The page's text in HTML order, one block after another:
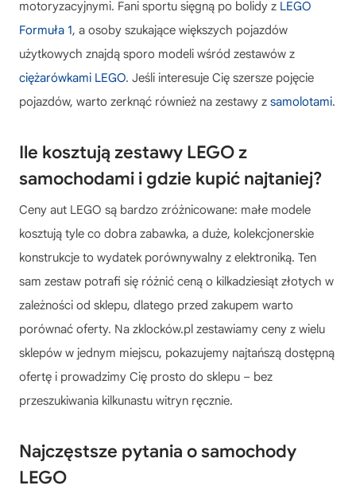
motoryzacyjnymi. Fani sportu sięgną po bolidy z LEGO
Formuła 1, a osoby szukające większych pojazdów
użytkowych znajdą sporo modeli wśród zestawów z
ciężarówkami LEGO. Jeśli interesuje Cię szersze pojęcie
pojazdów, warto zerknąć również na zestawy z samolotami.
Ile kosztują zestawy LEGO z
samochodami i gdzie kupić najtaniej?
Ceny aut LEGO są bardzo zróżnicowane: małe modele
kosztują tyle co dobra zabawka, a duże, kolekcjonerskie
konstrukcje to wydatek porównywalny z elektroniką. Ten
sam zestaw potrafi się różnić ceną o kilkadziesiąt złotych w
zależności od sklepu, dlatego przed zakupem warto
porównać oferty. Na zklocków.pl zestawiamy ceny z wielu
sklepów w jednym miejscu, pokazujemy najtańszą dostępną
ofertę i prowadzimy Cię prosto do sklepu – bez
przeszukiwania kilkunastu witryn ręcznie.
Najczęstsze pytania o samochody
LEGO